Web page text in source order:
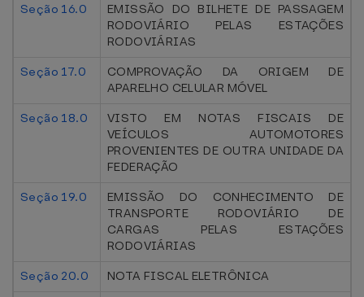
Seção 16.0
EMISSÃO DO BILHETE DE PASSAGEM
RODOVIÁRIO PELAS ESTAÇÕES
RODOVIÁRIAS
Seção 17.0
COMPROVAÇÃO DA ORIGEM DE
APARELHO CELULAR MÓVEL
Seção 18.0
VISTO EM NOTAS FISCAIS DE
VEÍCULOS AUTOMOTORES
PROVENIENTES DE OUTRA UNIDADE DA
FEDERAÇÃO
Seção 19.0
EMISSÃO DO CONHECIMENTO DE
TRANSPORTE RODOVIÁRIO DE
CARGAS PELAS ESTAÇÕES
RODOVIÁRIAS
Seção 20.0
NOTA FISCAL ELETRÔNICA